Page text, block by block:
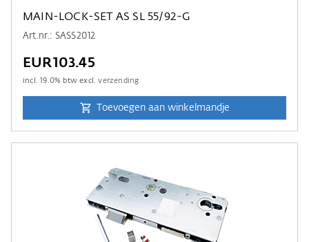
MAIN-LOCK-SET AS SL 55/92-G
Art.nr.: SASS2012
EUR103.45
incl.19.0% btw excl.verzending
Toevoegen aan winkelmandje